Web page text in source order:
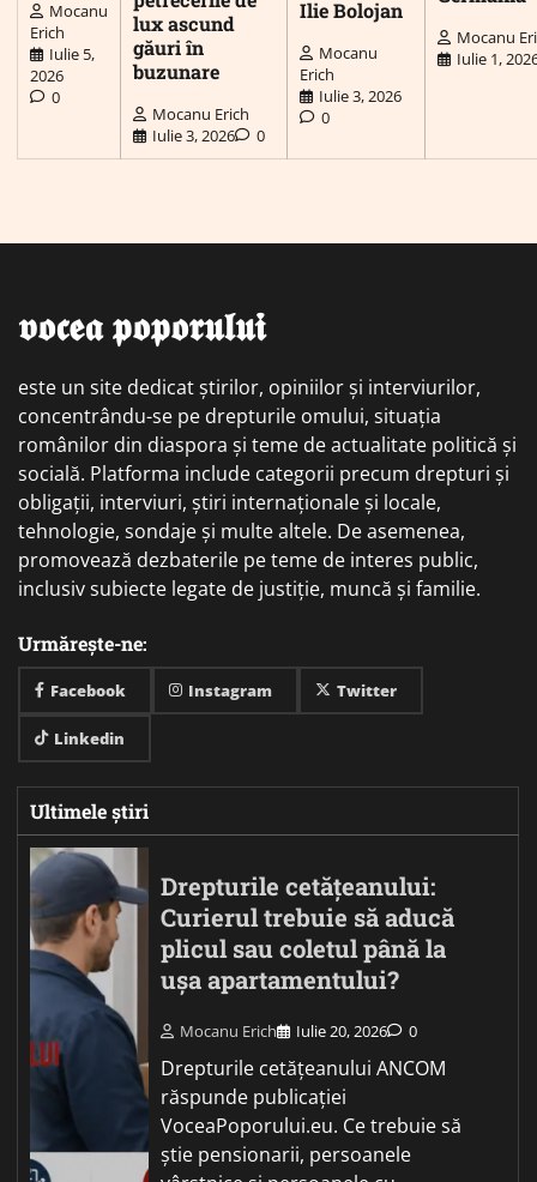
Mocanu
Erich
Iulie 5,
2026
0
lux ascund
găuri în
buzunare
Mocanu Erich
Iulie 3, 2026
0
Ilie Bolojan
Mocanu
Erich
Iulie 3, 2026
0
Mocanu
Iulie 1,
𝖛𝖔𝖈𝖊𝖆 𝖕𝖔𝖕𝖔𝖗𝖚𝖑𝖚𝖎
este un site dedicat știrilor, opiniilor și interviurilor,
concentrându-se pe drepturile omului, situația
românilor din diaspora și teme de actualitate politică și
socială. Platforma include categorii precum drepturi și
obligații, interviuri, știri internaționale și locale,
tehnologie, sondaje și multe altele. De asemenea,
promovează dezbaterile pe teme de interes public,
inclusiv subiecte legate de justiție, muncă și familie.
Urmărește-ne:
Facebook Instagram Twitter
Linkedin
Ultimele știri
Drepturile cetățeanului:
Curierul trebuie să aducă
plicul sau coletul până la
ușa apartamentului?
Mocanu Erich Iulie 20, 2026 0
Drepturile cetățeanului ANCOM
răspunde publicației
VoceaPoporului.eu. Ce trebuie să
știe pensionarii, persoanele